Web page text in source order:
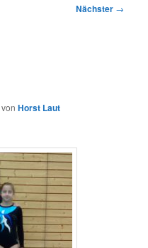
Nächster →
vonHorst Laut